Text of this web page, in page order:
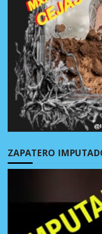
ZAPATERO